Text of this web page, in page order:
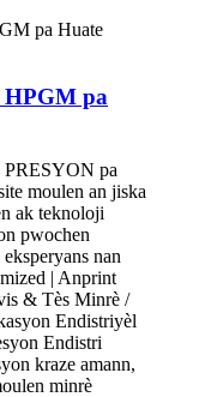
HPGM pa
pa
moulen an jiska
ak teknoloji
pwochen
nan
| Anprint
& Tès Minrè /
Endistriyèl
Endistri
kraze amann,
minrè